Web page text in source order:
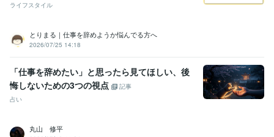
ライフスタイル
とりまる｜仕事を辞めようか悩んでる方へ
2026/07/25 14:18
「仕事を辞めたい」と思ったら見てほしい、後
悔しないための3つの視点
記事
占い
丸山 修平